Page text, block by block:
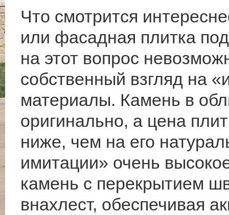
Что смотрится
или фасадная плитка
на этот вопрос
собственный взгляд на
материалы. Камень в
оригинально, а цена
ниже, чем на его
имитации» очень
камень с перекрытием
внахлест, обеспечивая